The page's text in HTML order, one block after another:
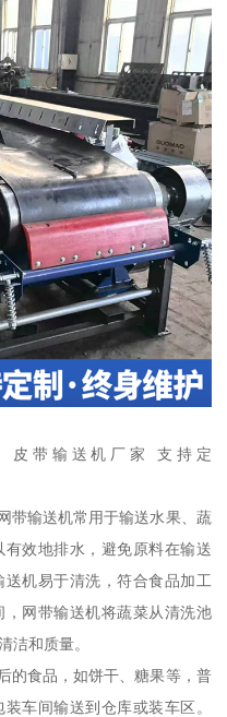
皮带输送机厂家 支持定
输送机常用于输送水果、蔬
效地排水，避免原料在输送
机易于清洗，符合食品加工
网带输送机将蔬菜从清洗池
洁和质量。
食品，如饼干、糖果等，普
车间输送到仓库或装车区。